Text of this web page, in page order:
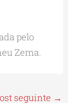
pelo
Zema.
seguinte →